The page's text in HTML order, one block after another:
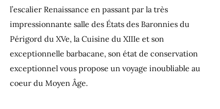
l’escalier Renaissance en passant par la très
impressionnante salle des États des Baronnies du
Périgord du XVe, la Cuisine du XIIIe et son
exceptionnelle barbacane, son état de conservation
exceptionnel vous propose un voyage inoubliable au
coeur du Moyen Âge.